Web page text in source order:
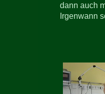
dann auch
Irgenwann